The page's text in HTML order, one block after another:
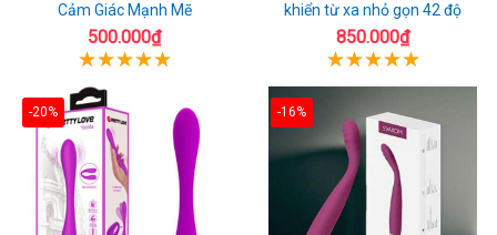
Cảm Giác Mạnh Mẽ
500.000₫
khiển từ xa nhỏ gọn 42 độ
850.000₫
-20% -16%